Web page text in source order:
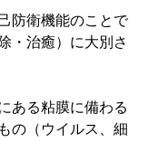
防衛機能のことで
・治癒）に大別さ
ある粘膜に備わる
の（ウイルス、細